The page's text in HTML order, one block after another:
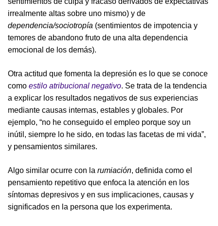
irrealmente altas sobre uno mismo) y de
dependencia/sociotropía (sentimientos de impotencia y
temores de abandono fruto de una alta dependencia
emocional de los demás).
Otra actitud que fomenta la depresión es lo que se conoce
como estilo atribucional negativo. Se trata de la tendencia
a explicar los resultados negativos de sus experiencias
mediante causas internas, estables y globales. Por
ejemplo, “no he conseguido el empleo porque soy un
inútil, siempre lo he sido, en todas las facetas de mi vida”,
y pensamientos similares.
Algo similar ocurre con la rumiación, definida como el
pensamiento repetitivo que enfoca la atención en los
síntomas depresivos y en sus implicaciones, causas y
significados en la persona que los experimenta.